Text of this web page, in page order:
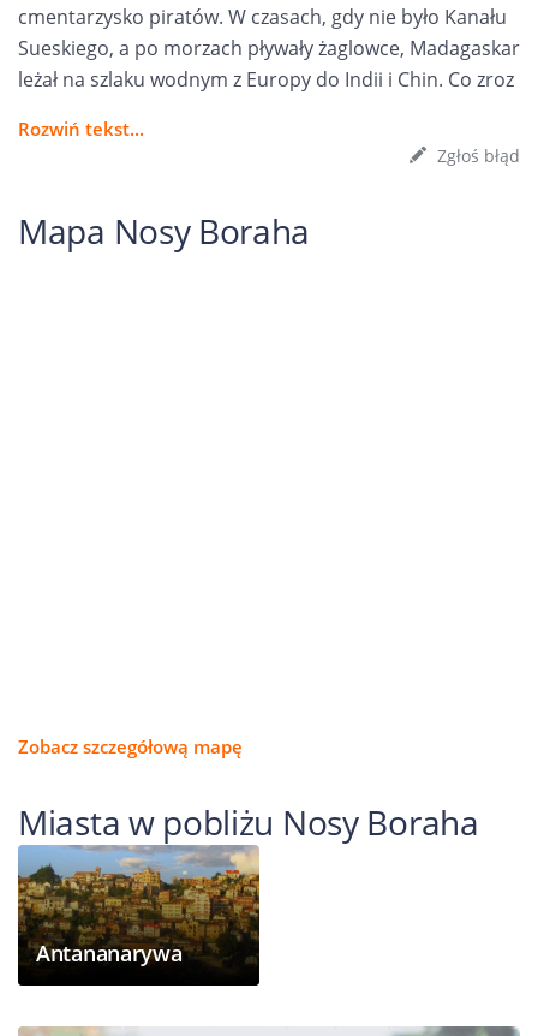
cmentarzysko piratów. W czasach, gdy nie było Kanału
Sueskiego, a po morzach pływały żaglowce, Madagaskar
leżał na szlaku wodnym z Europy do Indii i Chin. Co zroz
Rozwiń tekst...
Zgłoś błąd
Mapa Nosy Boraha
Zobacz szczegółową mapę
Miasta w pobliżu Nosy Boraha
Antananarywa